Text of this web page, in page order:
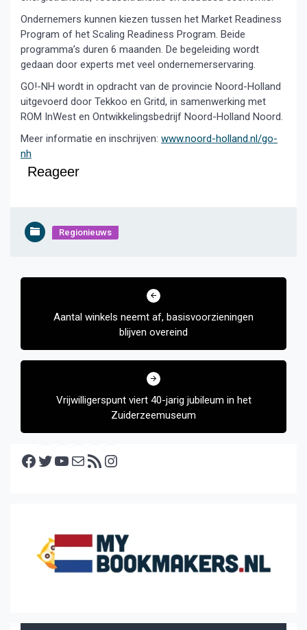
Ondernemers kunnen kiezen tussen het Market Readiness
Program of het Scaling Readiness Program. Beide
programma’s duren 6 maanden. De begeleiding wordt
gedaan door experts met veel ondernemerservaring.
GO!-NH wordt in opdracht van de provincie Noord-Holland
uitgevoerd door Tekkoo en Gritd, in samenwerking met
ROM InWest en Ontwikkelingsbedrijf Noord-Holland Noord.
Meer informatie en inschrijven: www.noord-holland.nl/go-
nh
Reageer
Regionieuws
Bericht
Aantal winkels neemt af, basisvoorzieningen
blijven overeind
Vrijwilligerspunt viert 40-jarig jubileum in het
Zuiderzeemuseum
Facebook Twitter YouTube E-mail RSS feed